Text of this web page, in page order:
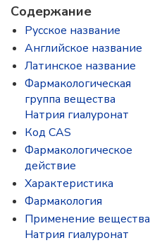
Содержание
Русское название
Английское название
Латинское название
Фармакологическая
группа вещества
Натрия гиалуронат
Код CAS
Фармакологическое
действие
Характеристика
Фармакология
Применение вещества
Натрия гиалуронат